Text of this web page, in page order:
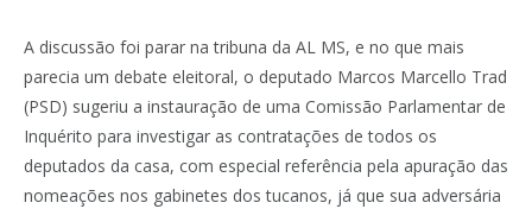
A discussão foi parar na tribuna da AL MS, e no que mais
parecia um debate eleitoral, o deputado Marcos Marcello Trad
(PSD) sugeriu a instauração de uma Comissão Parlamentar de
Inquérito para investigar as contratações de todos os
deputados da casa, com especial referência pela apuração das
nomeações nos gabinetes dos tucanos, já que sua adversária